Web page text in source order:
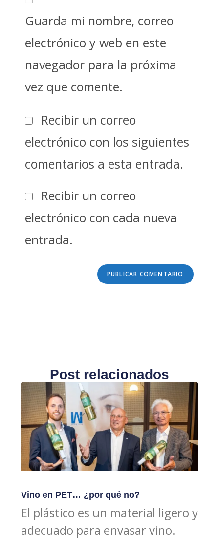
Guarda mi nombre, correo
electrónico y web en este
navegador para la próxima
vez que comente.
Recibir un correo
electrónico con los siguientes
comentarios a esta entrada.
Recibir un correo
electrónico con cada nueva
entrada.
Post relacionados
Vino en PET… ¿por qué no?
El plástico es un material ligero y
adecuado para envasar vino.